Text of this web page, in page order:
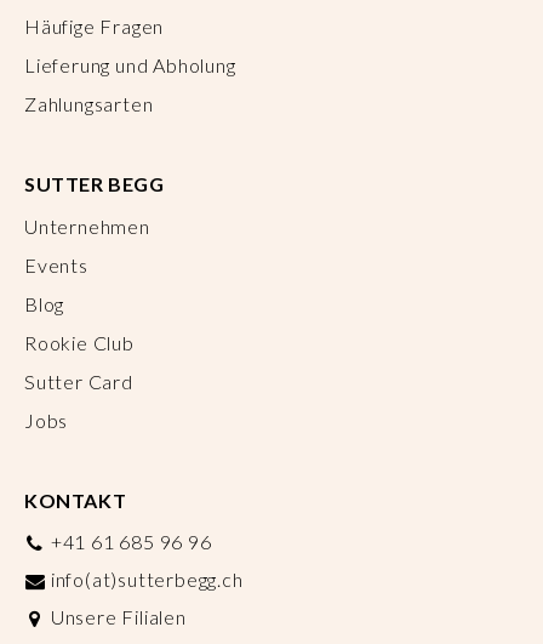
Häufige Fragen
Lieferung und Abholung
Zahlungsarten
SUTTER BEGG
Unternehmen
Events
Blog
Rookie Club
Sutter Card
Jobs
KONTAKT
+41 61 685 96 96
info(at)sutterbegg.ch
Unsere Filialen